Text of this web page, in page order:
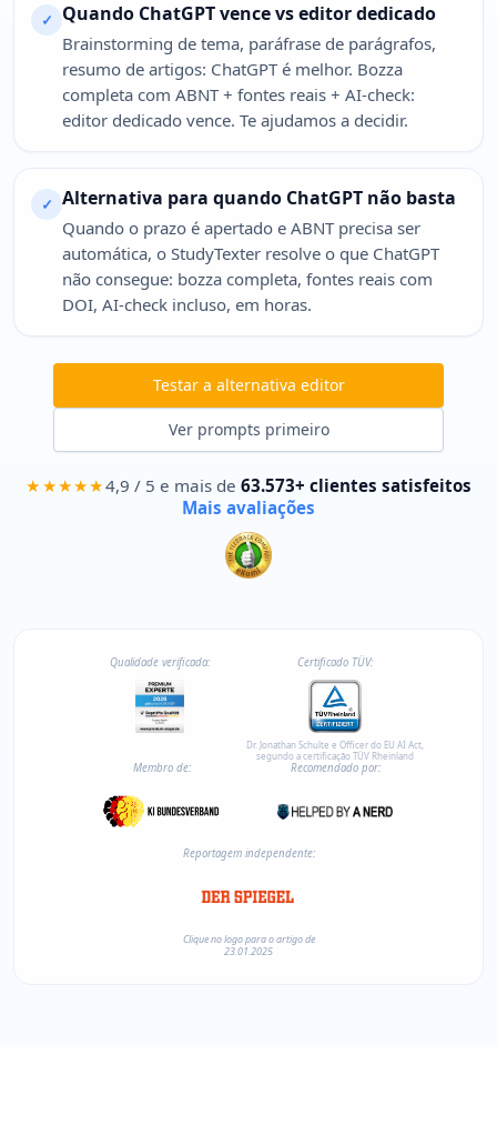
✓ Quando ChatGPT vence vs editor dedicado
Brainstorming de tema, paráfrase de parágrafos,
resumo de artigos: ChatGPT é melhor. Bozza
completa com ABNT + fontes reais + AI-check:
editor dedicado vence. Te ajudamos a decidir.
✓ Alternativa para quando ChatGPT não basta
Quando o prazo é apertado e ABNT precisa ser
automática, o StudyTexter resolve o que ChatGPT
não consegue: bozza completa, fontes reais com
DOI, AI-check incluso, em horas.
Testar a alternativa editor
Ver prompts primeiro
★★★★★4,9 / 5 e mais de 63.573+ clientes satisfeitos
Mais avaliações
Qualidade verificada: Certificado TÜV:
Dr. Jonathan Schulte e Officer do EU AI Act,
segundo a certificação TÜV Rheinland
Membro de: Recomendado por:
Reportagem independente:
Clique no logo para o artigo de
23.01.2025